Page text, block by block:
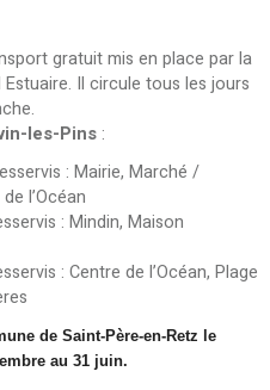
gratuit mis en place par la
Il circule tous les jours
les-Pins :
: Mairie, Marché /
l’Océan
: Mindin, Maison
: Centre de l’Océan, Plage
de Saint-Père-en-Retz le
au 31 juin.